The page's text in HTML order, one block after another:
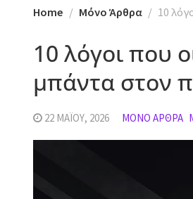
Home Mόνο Άρθρα 10
10 λόγοι που
μπάντα στον
22 ΜΑΪ́ΟΥ, 2026 MΌΝΟ ΆΡΘΡΑ